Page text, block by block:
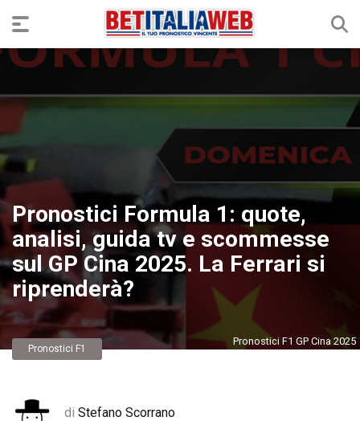
Pronostici Formula 1: quote,
analisi, guida tv e scommesse
sul GP Cina 2025. La Ferrari si
riprenderà?
Pronostici F1 GP Cina 2025
Pronostici F1
di Stefano Scorrano